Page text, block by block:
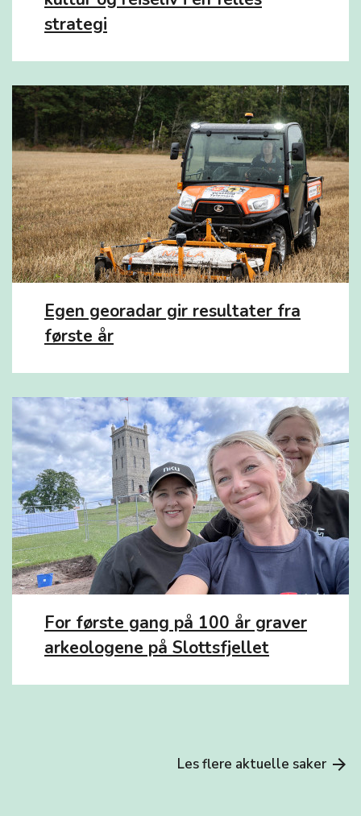
strategi
Egen georadar gir resultater fra
første år
For første gang på 100 år graver
arkeologene på Slottsfjellet
Les flere aktuelle saker arrow_forward